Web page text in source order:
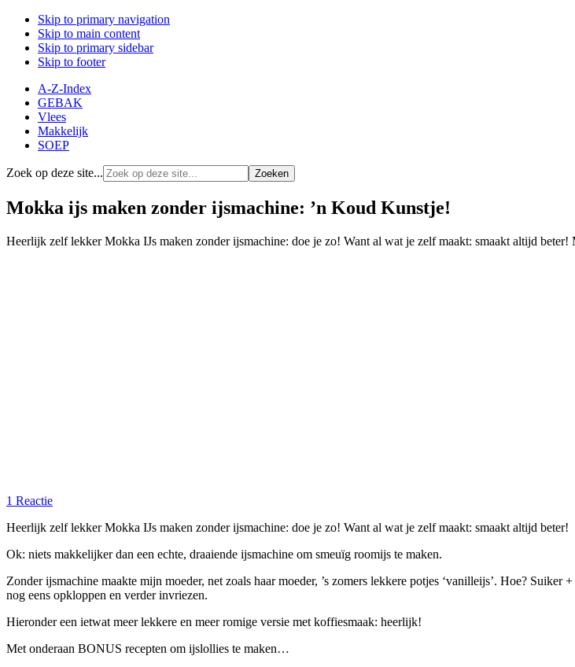
Skip to primary navigation
Skip to main content
Skip to primary sidebar
Skip to footer
A-Z-Index
GEBAK
Vlees
Makkelijk
SOEP
Zoek op deze site...
Mokka ijs maken zonder ijsmachine: ’n Koud Kunstje!
Heerlijk zelf lekker Mokka IJs maken zonder ijsmachine: doe je zo! Want al wat je zelf maakt: smaakt altijd beter!
1 Reactie
Heerlijk zelf lekker Mokka IJs maken zonder ijsmachine: doe je zo! Want al wat je zelf maakt: smaakt altijd beter!
Ok: niets makkelijker dan een echte, draaiende ijsmachine om smeuïg roomijs te maken.
Zonder ijsmachine maakte mijn moeder, net zoals haar moeder, ’s zomers lekkere potjes ‘vanilleijs’. Hoe?
nog eens opkloppen en verder invriezen.
Hieronder een ietwat meer lekkere en meer romige versie met koffiesmaak: heerlijk!
Met onderaan BONUS recepten om ijslollies te maken…